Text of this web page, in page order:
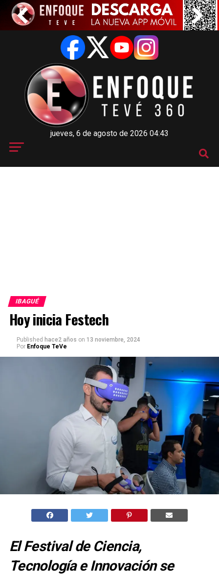
jueves, 6 de agosto de 2026 04:43
IBAGUÉ
Hoy inicia Festech
Published hace2 años on 13 noviembre, 2024
Por Enfoque TeVe
El Festival de Ciencia,
Tecnología e Innovación se